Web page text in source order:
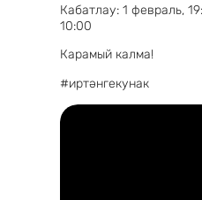
Кабатлау: 1 февраль,
10:00
Карамый калма!
#иртәнгекунак